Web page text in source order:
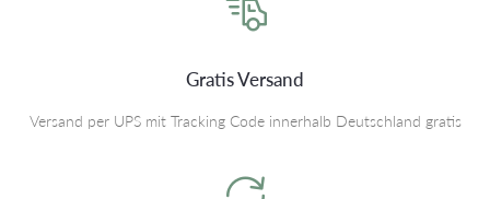
Gratis Versand
Versand per UPS mit Tracking Code innerhalb Deutschland gratis